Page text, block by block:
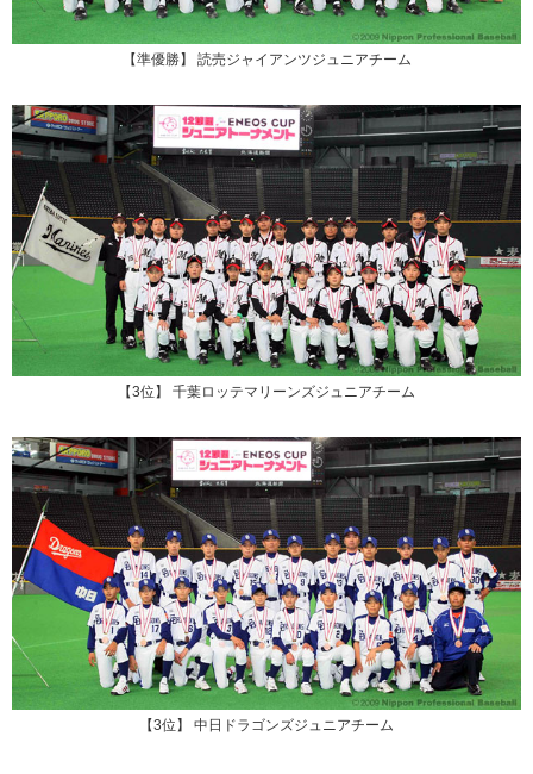
【準優勝】 読売ジャイアンツジュニアチーム
【3位】 千葉ロッテマリーンズジュニアチーム
【3位】 中日ドラゴンズジュニアチーム